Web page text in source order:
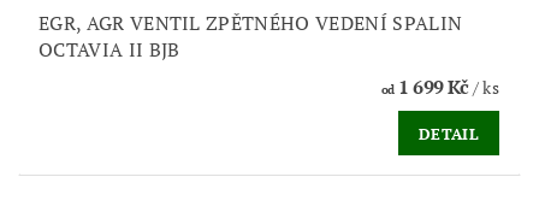
EGR, AGR VENTIL ZPĚTNÉHO VEDENÍ SPALIN
OCTAVIA II BJB
od1 699 Kč/ ks
DETAIL